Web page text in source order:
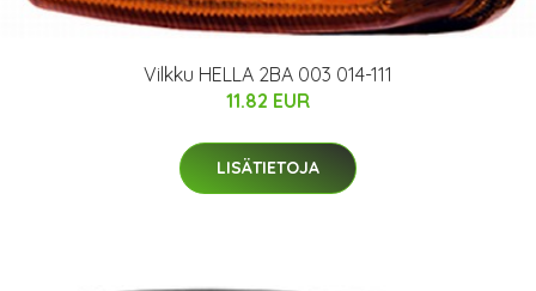
Vilkku HELLA 2BA 003 014-111
11.82 EUR
LISÄTIETOJA